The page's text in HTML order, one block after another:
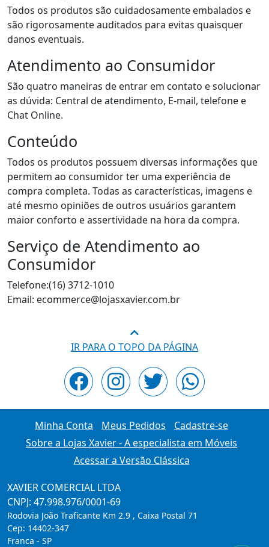
Todos os produtos são cuidadosamente embalados e
são rigorosamente auditados para evitas quaisquer
danos eventuais.
Atendimento ao Consumidor
São quatro maneiras de entrar em contato e solucionar
as dúvida: Central de atendimento, E-mail, telefone e
Chat Online.
Conteúdo
Todos os produtos possuem diversas informações que
permitem ao consumidor ter uma experiência de
compra completa. Todas as características, imagens e
até mesmo opiniões de outros usuários garantem
maior conforto e assertividade na hora da compra.
Serviço de Atendimento ao
Consumidor
Telefone:(16) 3712-1010
Email: ecommerce@lojasxavier.com.br
IR PARA O TOPO DA PÁGINA
Minha Conta Meus Pedidos
Cadastre-se
Sobre a Lojas Xavier - A especialista em Móveis
Acessar a Versão Clássica
XAVIER COMERCIAL LTDA
CNPJ: 47.998.976/0001-69
Rodovia João Traficante Km 2.9 , Caixa Postal 71
Cep: 14402-347
Franca - SP